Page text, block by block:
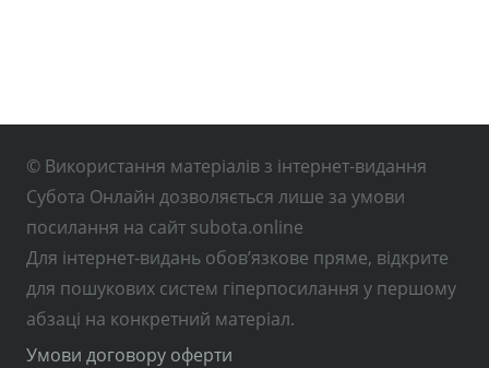
© Використання матеріалів з інтернет-видання
Субота Онлайн дозволяється лише за умови
посилання на сайт subota.online
Для інтернет-видань обов’язкове пряме, відкрите
для пошукових систем гіперпосилання у першому
абзаці на конкретний матеріал.
Умови договору оферти